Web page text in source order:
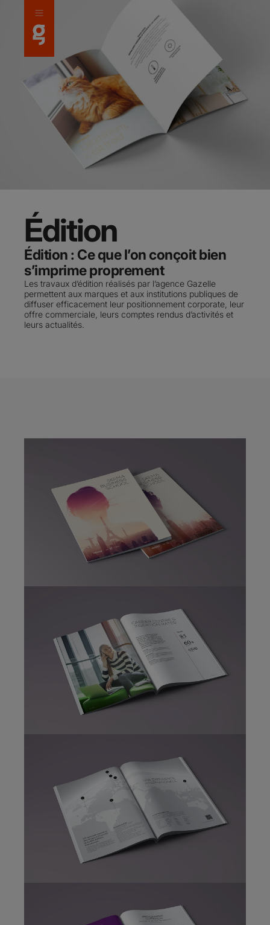
Édition
Édition : Ce que l’on conçoit bien
s’imprime proprement
Les travaux d’édition réalisés par l’agence Gazelle
permettent aux marques et aux institutions publiques de
diffuser efficacement leur positionnement corporate, leur
offre commerciale, leurs comptes rendus d’activités et
leurs actualités.